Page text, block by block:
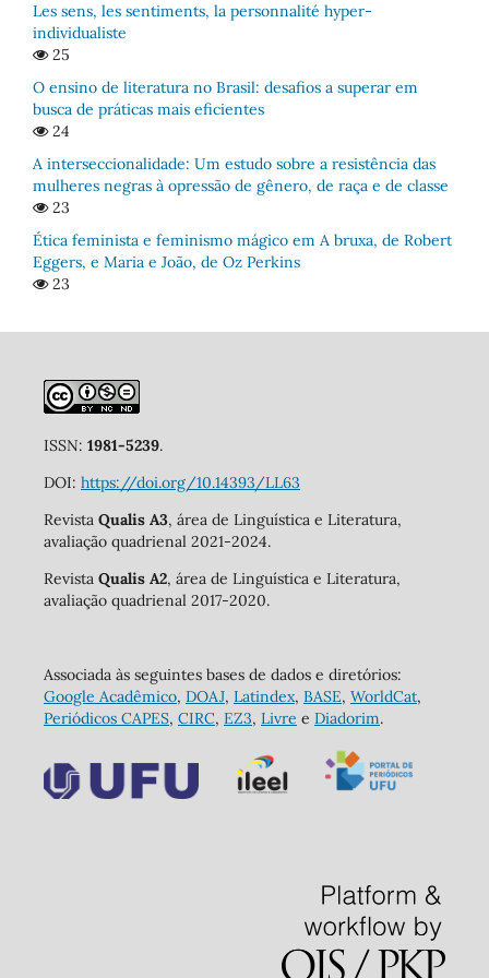
Les sens, les sentiments, la personnalité hyper-
individualiste
25
O ensino de literatura no Brasil: desafios a superar em
busca de práticas mais eficientes
24
A interseccionalidade: Um estudo sobre a resistência das
mulheres negras à opressão de gênero, de raça e de classe
23
Ética feminista e feminismo mágico em A bruxa, de Robert
Eggers, e Maria e João, de Oz Perkins
23
ISSN: 1981-5239.
DOI: https://doi.org/10.14393/LL63
Revista Qualis A3, área de Linguística e Literatura,
avaliação quadrienal 2021-2024.
Revista Qualis A2, área de Linguística e Literatura,
avaliação quadrienal 2017-2020.
Associada às seguintes bases de dados e diretórios:
Google Acadêmico, DOAJ, Latindex, BASE, WorldCat,
Periódicos CAPES, CIRC, EZ3, Livre e Diadorim.